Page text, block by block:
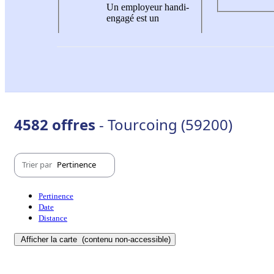
Un employeur handi-
engagé est un
4582 offres - Tourcoing (59200)
Trier par Pertinence
Pertinence
Date
Distance
Afficher la carte (contenu non-accessible)